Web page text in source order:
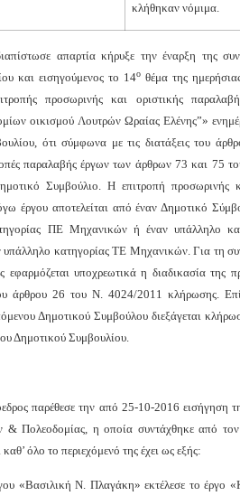
κλήθηκαν νόμιμα.
απαρτία κήρυξε την έναρξη της
και εισηγούμενος το 14ο θέμα της
προσωρινής και οριστικής
οικισμού Λουτρών Ωραίας Ελένης”»
ότι σύμφωνα με τις διατάξεις του
παραλαβής έργων των άρθρων 73 και 75
Συμβούλιο. Η επιτροπή προσωρινής
έργου αποτελείται από έναν Δημοτικό
ΠΕ Μηχανικών ή έναν υπάλληλο
κατηγορίας ΤΕ Μηχανικών. Για τη
εφαρμόζεται υποχρεωτικά η διαδικασία της
άρθρου 26 του Ν. 4024/2011 κλήρωσης.
Δημοτικού Συμβούλου διεξάγεται
Δημοτικού Συμβουλίου.
παρέθεσε την από 25-10-2016 εισήγηση
& Πολεοδομίας, η οποία συντάχθηκε από
όλο το περιεχόμενό της έχει ως εξής:
«Βασιλική Ν. Πλαγάκη» εκτέλεσε το